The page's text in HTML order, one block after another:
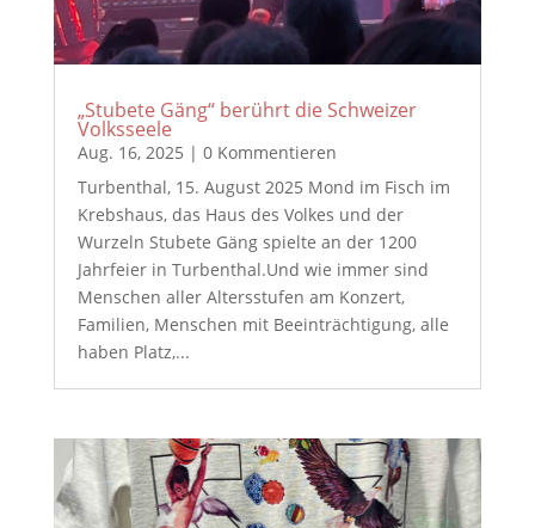
„Stubete Gäng“ berührt die Schweizer
Volksseele
Aug. 16, 2025 | 0 Kommentieren
Turbenthal, 15. August 2025 Mond im Fisch im
Krebshaus, das Haus des Volkes und der
Wurzeln Stubete Gäng spielte an der 1200
Jahrfeier in Turbenthal.Und wie immer sind
Menschen aller Altersstufen am Konzert,
Familien, Menschen mit Beeinträchtigung, alle
haben Platz,...